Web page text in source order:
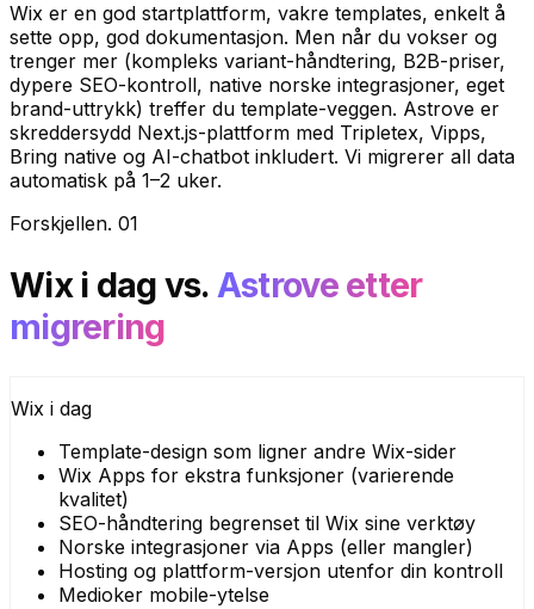
Wix er en god startplattform, vakre templates, enkelt å
sette opp, god dokumentasjon. Men når du vokser og
trenger mer (kompleks variant-håndtering, B2B-priser,
dypere SEO-kontroll, native norske integrasjoner, eget
brand-uttrykk) treffer du template-veggen. Astrove er
skreddersydd Next.js-plattform med Tripletex, Vipps,
Bring native og AI-chatbot inkludert. Vi migrerer all data
automatisk på 1–2 uker.
Forskjellen. 01
Wix i dag vs. Astrove etter
migrering
Wix i dag
Template-design som ligner andre Wix-sider
Wix Apps for ekstra funksjoner (varierende
kvalitet)
SEO-håndtering begrenset til Wix sine verktøy
Norske integrasjoner via Apps (eller mangler)
Hosting og plattform-versjon utenfor din kontroll
Medioker mobile-ytelse